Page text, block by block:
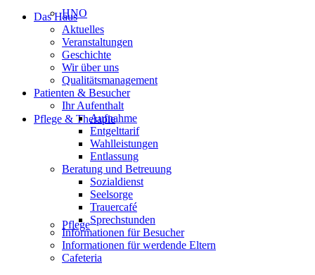
HNO
Pflege & Therapie
Pflege
Das Haus
Aktuelles
Veranstaltungen
Geschichte
Wir über uns
Qualitätsmanagement
Patienten & Besucher
Ihr Aufenthalt
Aufnahme
Entgelttarif
Wahlleistungen
Entlassung
Beratung und Betreuung
Sozialdienst
Seelsorge
Trauercafé
Sprechstunden
Informationen für Besucher
Informationen für werdende Eltern
Cafeteria